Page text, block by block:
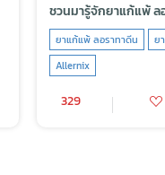
ชวนมารู้จักยาแก้แพ้ ล
ยาแก้แพ้ ลอราทาดีน
ย
Allernix
329